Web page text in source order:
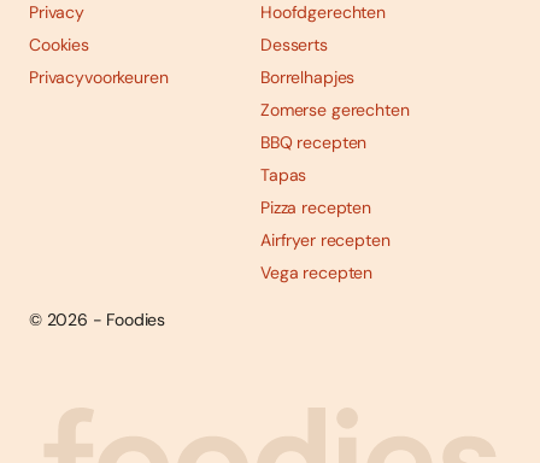
Abonneren
Privacy
Cookies
Privacyvoorkeuren
Hoofdgerechten
Desserts
Borrelhapjes
Zomerse gerechten
BBQ recepten
Tapas
Pizza recepten
Airfryer recepten
Vega recepten
© 2026 - Foodies